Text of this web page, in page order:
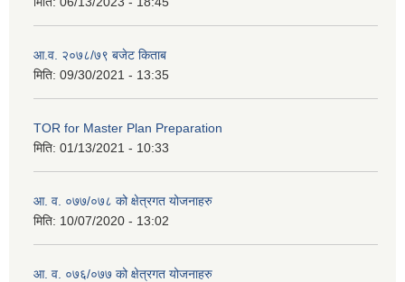
आ.व. २०७८/७९ बजेट किताब
मिति: 09/30/2021 - 13:35
TOR for Master Plan Preparation
मिति: 01/13/2021 - 10:33
आ. व. ०७७/०७८ को क्षेत्रगत योजनाहरु
मिति: 10/07/2020 - 13:02
आ. व. ०७६/०७७ को क्षेत्रगत योजनाहरु